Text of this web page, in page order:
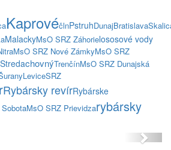
KaprovéčlnPstruhDunajBratislava
MalackyMsO SRZ Záhorielososové vody
MsO SRZ Nové ZámkyMsO SRZ
chovnýTrenčínMsO SRZ Dunajská
LeviceSRZ
Rybársky revírRybárske
MsO SRZ Prievidzarybársky
Next